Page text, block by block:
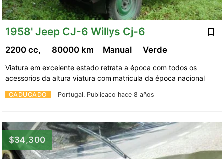
1958' Jeep CJ-6 Willys Cj-6
CADUCADO Portugal. Publicado hace 8 años
2200 cc, 80000 km Manual Verde
Viatura em excelente estado retrata a época com todos os
acessorios da altura viatura com matricula da época nacional
$34,300